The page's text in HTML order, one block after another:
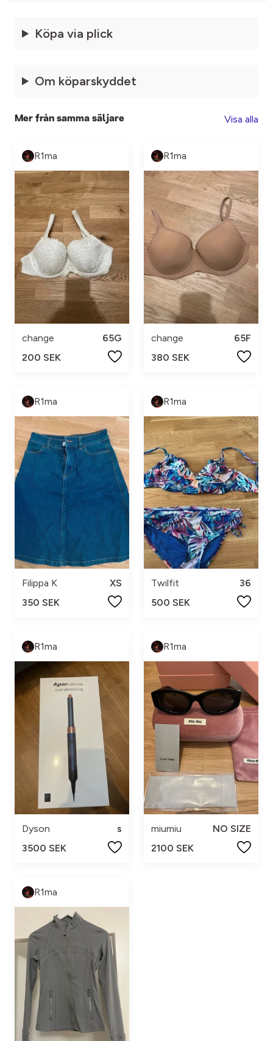
Köpa via plick
Om köparskyddet
Mer från samma säljare Visa alla
R1ma
change
65G
200 SEK
R1ma
change
65F
380 SEK
R1ma
Filippa K
XS
350 SEK
R1ma
Twilfit
36
500 SEK
R1ma
Dyson
s
3500 SEK
R1ma
miumiu
NO SIZE
2100 SEK
R1ma